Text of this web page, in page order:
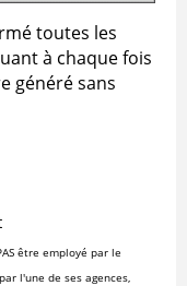
toutes les
à chaque fois
généré sans
être employé par le
l'une de ses agences,